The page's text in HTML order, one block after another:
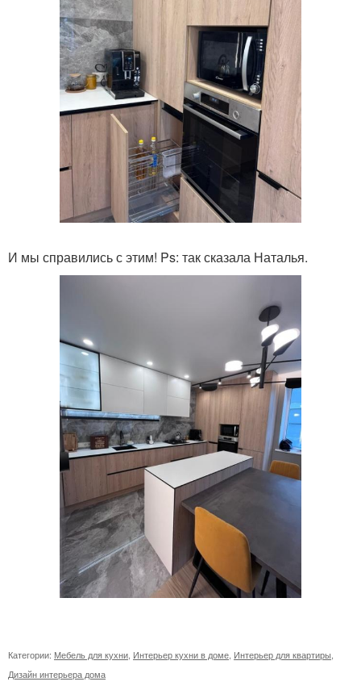
И мы справились с этим! Ps: так сказала Наталья.
Категории: Мебель для кухни Интерьер кухни в доме Интерьер для квартиры
Дизайн интерьера дома